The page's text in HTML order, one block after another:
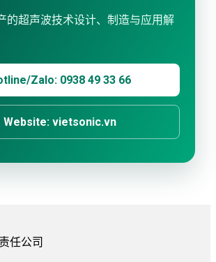
的超声波技术设计、制造与应用解
Zalo: 0938 49 33 66
Website: vietsonic.vn
任公司